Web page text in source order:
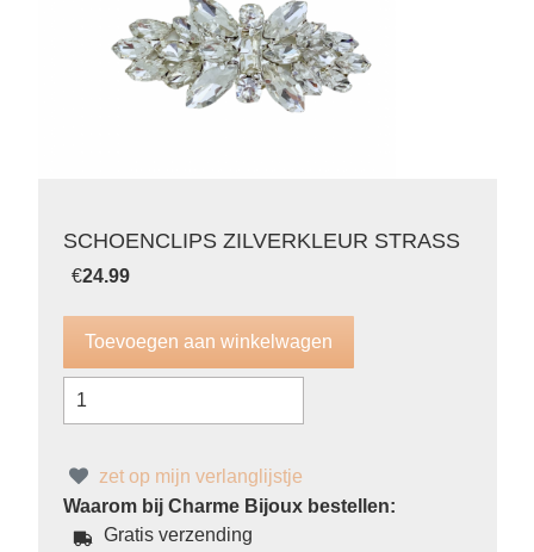
SCHOENCLIPS ZILVERKLEUR STRASS
€24.99
zet op mijn verlanglijstje
Waarom bij Charme Bijoux bestellen:
Gratis verzending